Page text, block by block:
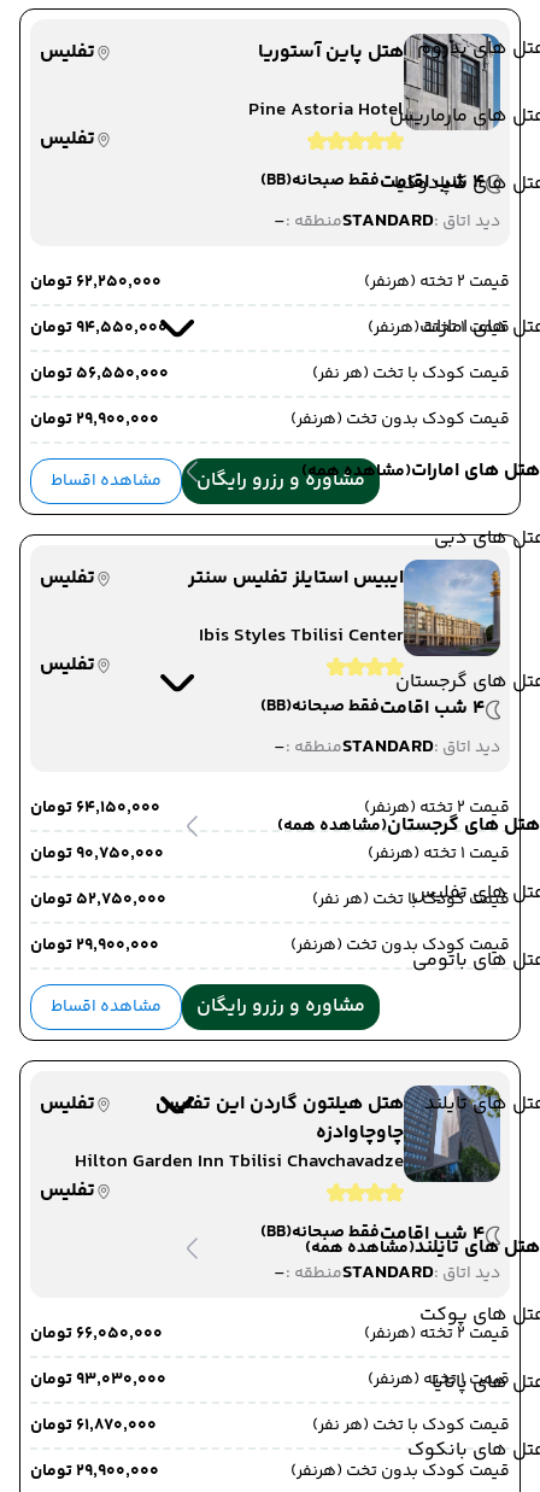
های بدروم
های مارماریس
های کاپادوکیا
های امارات
هتل های امارات(مشاهده همه)
های دبی
های گرجستان
هتل های گرجستان(مشاهده همه)
های تفلیس
های باتومی
های تایلند
هتل های تایلند(مشاهده همه)
های پوکت
های پاتایا
های بانکوک
هتل پاین آستوریا
تفلیس
Pine Astoria Hotel
تفلیس
4 شب اقامت
فقط صبحانه(BB)
دید اتاق :STANDARDمنطقه :-
قیمت 2 تخته (هرنفر)
۶۲٬۲۵۰٬۰۰۰ تومان
قیمت 1 تخته (هرنفر)
۹۴٬۵۵۰٬۰۰۰ تومان
قیمت کودک با تخت (هر نفر)
۵۶٬۵۵۰٬۰۰۰ تومان
قیمت کودک بدون تخت (هرنفر)
۲۹٬۹۰۰٬۰۰۰ تومان
مشاوره و رزرو رایگان مشاهده اقساط
ایبیس استایلز تفلیس سنتر
تفلیس
Ibis Styles Tbilisi Center
تفلیس
4 شب اقامت
فقط صبحانه(BB)
دید اتاق :STANDARDمنطقه :-
قیمت 2 تخته (هرنفر)
۶۴٬۱۵۰٬۰۰۰ تومان
قیمت 1 تخته (هرنفر)
۹۰٬۷۵۰٬۰۰۰ تومان
قیمت کودک با تخت (هر نفر)
۵۲٬۷۵۰٬۰۰۰ تومان
قیمت کودک بدون تخت (هرنفر)
۲۹٬۹۰۰٬۰۰۰ تومان
مشاوره و رزرو رایگان مشاهده اقساط
هتل هیلتون گاردن این تفلیس
چاوچاوادزه
تفلیس
Hilton Garden Inn Tbilisi Chavchavadze
تفلیس
4 شب اقامت
فقط صبحانه(BB)
دید اتاق :STANDARDمنطقه :-
قیمت 2 تخته (هرنفر)
۶۶٬۰۵۰٬۰۰۰ تومان
قیمت 1 تخته (هرنفر)
۹۳٬۰۳۰٬۰۰۰ تومان
قیمت کودک با تخت (هر نفر)
۶۱٬۸۷۰٬۰۰۰ تومان
قیمت کودک بدون تخت (هرنفر)
۲۹٬۹۰۰٬۰۰۰ تومان